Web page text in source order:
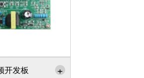
开发板 +